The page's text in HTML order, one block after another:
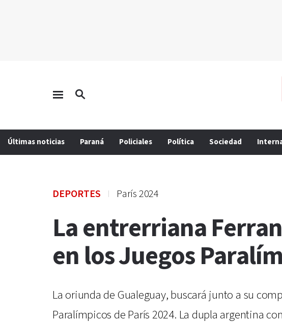
Últimas noticias Paraná Policiales Política Sociedad
DEPORTES París 2024
La entrerriana
en los Juegos
La oriunda de Gualeguay, buscará junto a su
Paralímpicos de París 2024. La dupla argentina